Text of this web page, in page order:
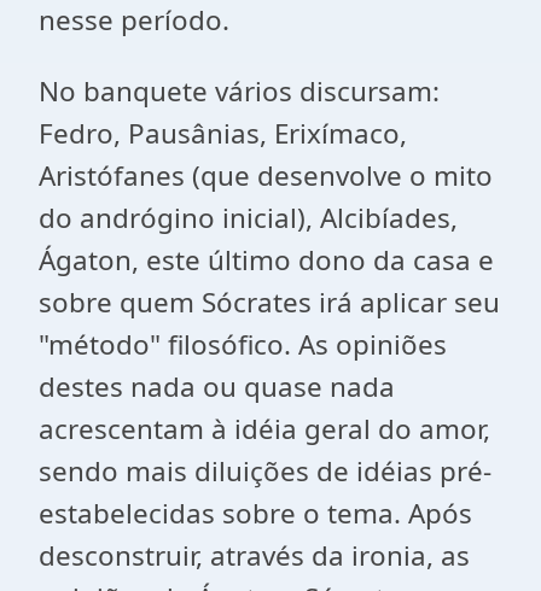
nesse período.
No banquete vários discursam:
Fedro, Pausânias, Erixímaco,
Aristófanes (que desenvolve o mito
do andrógino inicial), Alcibíades,
Ágaton, este último dono da casa e
sobre quem Sócrates irá aplicar seu
"método" filosófico. As opiniões
destes nada ou quase nada
acrescentam à idéia geral do amor,
sendo mais diluições de idéias pré-
estabelecidas sobre o tema. Após
desconstruir, através da ironia, as